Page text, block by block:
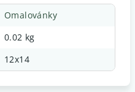
Omalovánky
0.02 kg
12x14